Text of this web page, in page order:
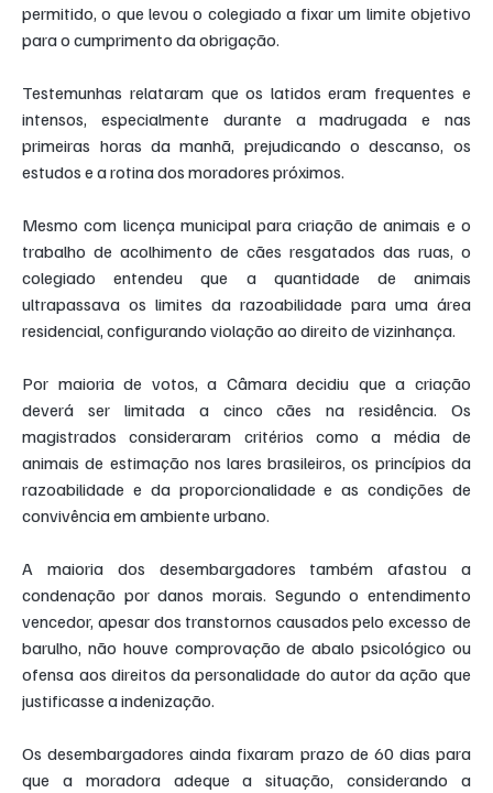
permitido, o que levou o colegiado a fixar um limite objetivo
para o cumprimento da obrigação.
Testemunhas relataram que os latidos eram frequentes e
intensos, especialmente durante a madrugada e nas
primeiras horas da manhã, prejudicando o descanso, os
estudos e a rotina dos moradores próximos.
Mesmo com licença municipal para criação de animais e o
trabalho de acolhimento de cães resgatados das ruas, o
colegiado entendeu que a quantidade de animais
ultrapassava os limites da razoabilidade para uma área
residencial, configurando violação ao direito de vizinhança.
Por maioria de votos, a Câmara decidiu que a criação
deverá ser limitada a cinco cães na residência. Os
magistrados consideraram critérios como a média de
animais de estimação nos lares brasileiros, os princípios da
razoabilidade e da proporcionalidade e as condições de
convivência em ambiente urbano.
A maioria dos desembargadores também afastou a
condenação por danos morais. Segundo o entendimento
vencedor, apesar dos transtornos causados pelo excesso de
barulho, não houve comprovação de abalo psicológico ou
ofensa aos direitos da personalidade do autor da ação que
justificasse a indenização.
Os desembargadores ainda fixaram prazo de 60 dias para
que a moradora adeque a situação, considerando a